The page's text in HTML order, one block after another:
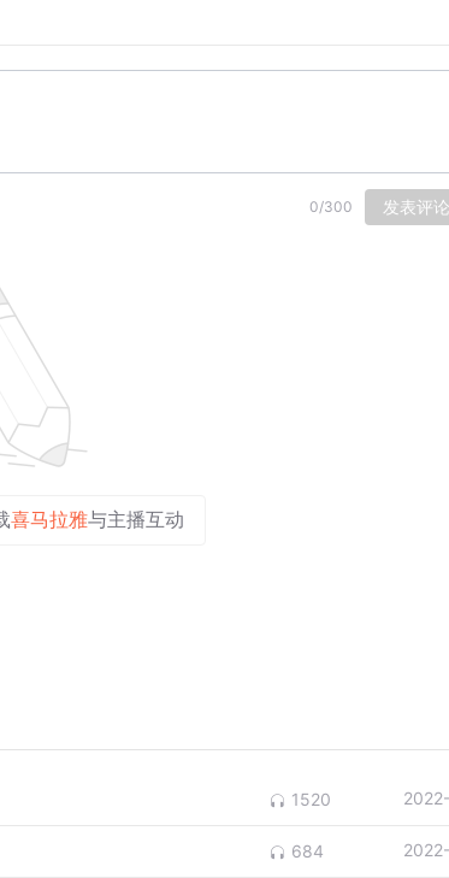
0/300 发表评论
喜马拉雅与主播互动
1520
684